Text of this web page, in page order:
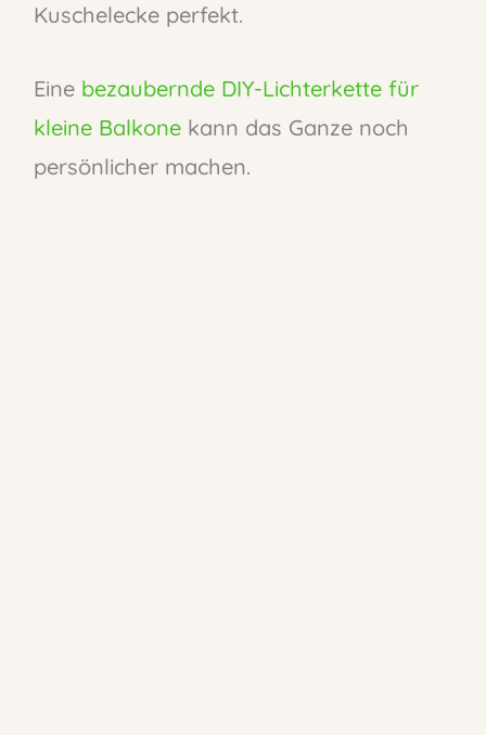
Kuschelecke perfekt.
Eine bezaubernde DIY-Lichterkette für
kleine Balkonekann das Ganze noch
persönlicher machen.